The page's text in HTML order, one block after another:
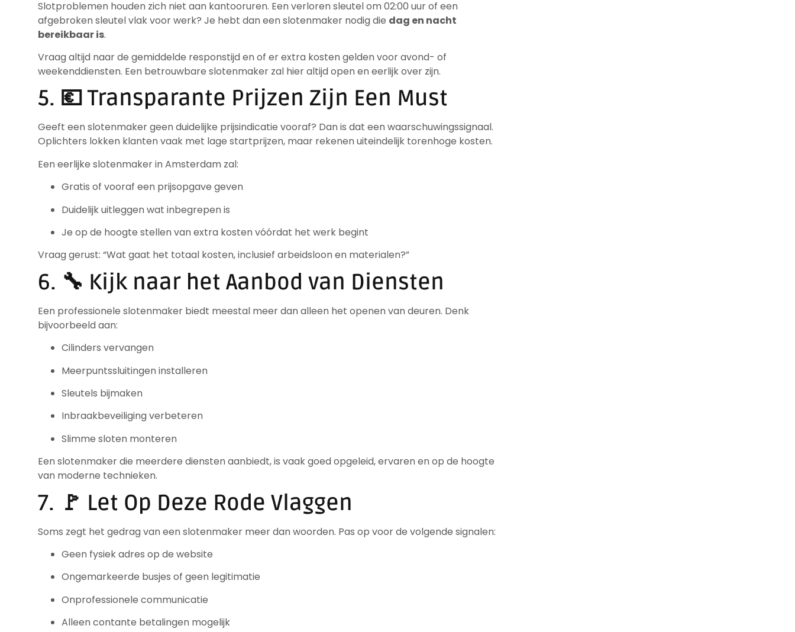
Slotproblemen houden zich niet aan kantooruren. Een verloren sleutel om 02:00 uur of een
afgebroken sleutel vlak voor werk? Je hebt dan een slotenmaker nodig die dag en nacht
bereikbaar is.
Vraag altijd naar de gemiddelde responstijd en of er extra kosten gelden voor avond- of
weekenddiensten. Een betrouwbare slotenmaker zal hier altijd open en eerlijk over zijn.
5. 💶 Transparante Prijzen Zijn Een Must
Geeft een slotenmaker geen duidelijke prijsindicatie vooraf? Dan is dat een waarschuwingssignaal.
Oplichters lokken klanten vaak met lage startprijzen, maar rekenen uiteindelijk torenhoge kosten.
Een eerlijke slotenmaker in Amsterdam zal:
Gratis of vooraf een prijsopgave geven
Duidelijk uitleggen wat inbegrepen is
Je op de hoogte stellen van extra kosten vóórdat het werk begint
Vraag gerust: “Wat gaat het totaal kosten, inclusief arbeidsloon en materialen?”
6. 🔧 Kijk naar het Aanbod van Diensten
Een professionele slotenmaker biedt meestal meer dan alleen het openen van deuren. Denk
bijvoorbeeld aan:
Cilinders vervangen
Meerpuntssluitingen installeren
Sleutels bijmaken
Inbraakbeveiliging verbeteren
Slimme sloten monteren
Een slotenmaker die meerdere diensten aanbiedt, is vaak goed opgeleid, ervaren en op de hoogte
van moderne technieken.
7. 🚩 Let Op Deze Rode Vlaggen
Soms zegt het gedrag van een slotenmaker meer dan woorden. Pas op voor de volgende signalen:
Geen fysiek adres op de website
Ongemarkeerde busjes of geen legitimatie
Onprofessionele communicatie
Alleen contante betalingen mogelijk